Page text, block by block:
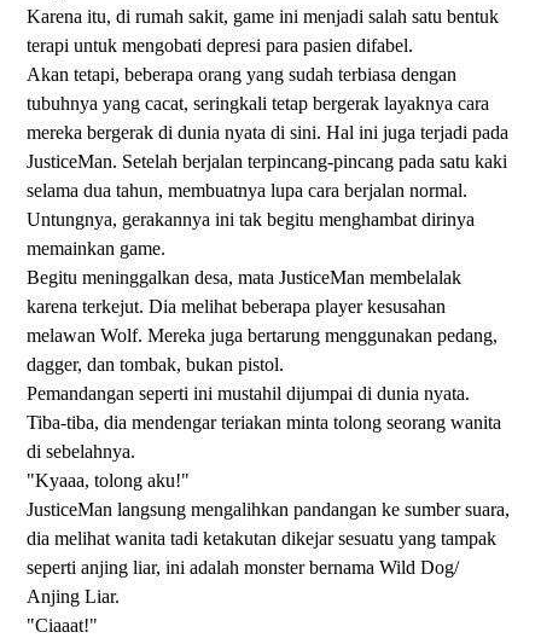
Karena itu, di rumah sakit, game ini menjadi salah satu bentuk
terapi untuk mengobati depresi para pasien difabel.
Akan tetapi, beberapa orang yang sudah terbiasa dengan
tubuhnya yang cacat, seringkali tetap bergerak layaknya cara
mereka bergerak di dunia nyata di sini. Hal ini juga terjadi pada
JusticeMan. Setelah berjalan terpincang-pincang pada satu kaki
selama dua tahun, membuatnya lupa cara berjalan normal.
Untungnya, gerakannya ini tak begitu menghambat dirinya
memainkan game.
Begitu meninggalkan desa, mata JusticeMan membelalak
karena terkejut. Dia melihat beberapa player kesusahan
melawan Wolf. Mereka juga bertarung menggunakan pedang,
dagger, dan tombak, bukan pistol.
Pemandangan seperti ini mustahil dijumpai di dunia nyata.
Tiba-tiba, dia mendengar teriakan minta tolong seorang wanita
di sebelahnya.
"Kyaaa, tolong aku!"
JusticeMan langsung mengalihkan pandangan ke sumber suara,
dia melihat wanita tadi ketakutan dikejar sesuatu yang tampak
seperti anjing liar, ini adalah monster bernama Wild Dog/
Anjing Liar.
"Ciaaat!"